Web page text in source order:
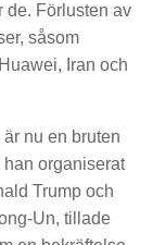
de. Förlusten av
såsom
Iran och
nu en bruten
han organiserat
Trump och
Un, tillade